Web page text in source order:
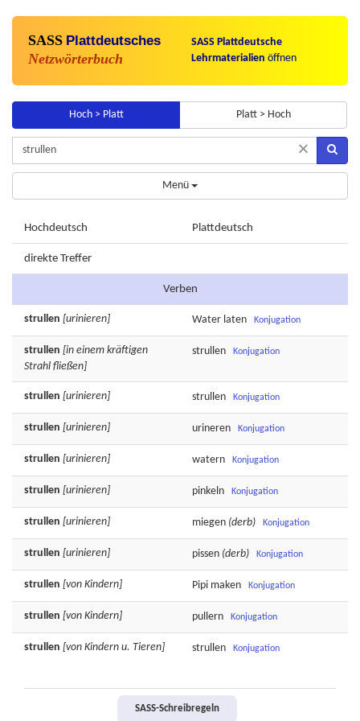
SASS Plattdeutsches
Netzwörterbuch
SASS Plattdeutsche
Lehrmaterialien öffnen
Hoch > Platt Platt > Hoch
×
Menü
Hochdeutsch Plattdeutsch
direkte Treffer
Verben
strullen [urinieren] Water laten Konjugation
strullen [in einem kräftigen
Strahl fließen]
strullen Konjugation
strullen [urinieren] strullen Konjugation
strullen [urinieren] urineren Konjugation
strullen [urinieren] watern Konjugation
strullen [urinieren] pinkeln Konjugation
strullen [urinieren] miegen (derb) Konjugation
strullen [urinieren] pissen (derb) Konjugation
strullen [von Kindern] Pipi maken Konjugation
strullen [von Kindern] pullern Konjugation
strullen [von Kindern u. Tieren] strullen Konjugation
SASS-Schreibregeln